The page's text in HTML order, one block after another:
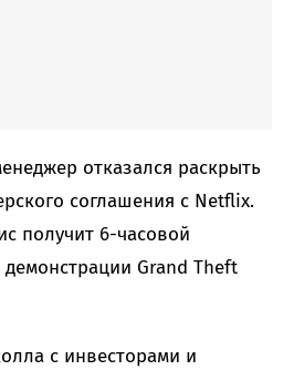
отказался раскрыть
соглашения с Netflix.
получит 6-часовой
Grand Theft
с инвесторами и